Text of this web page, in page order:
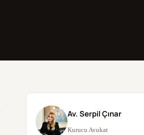
Av. Serpil Çınar
Kurucu Avukat